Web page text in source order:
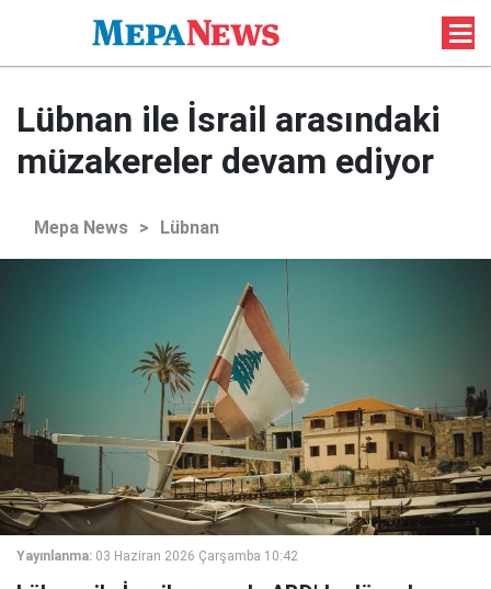
Lübnan ile İsrail arasındaki
müzakereler devam ediyor
Mepa News > Lübnan
Yayınlanma: 03 Haziran 2026 Çarşamba 10:42